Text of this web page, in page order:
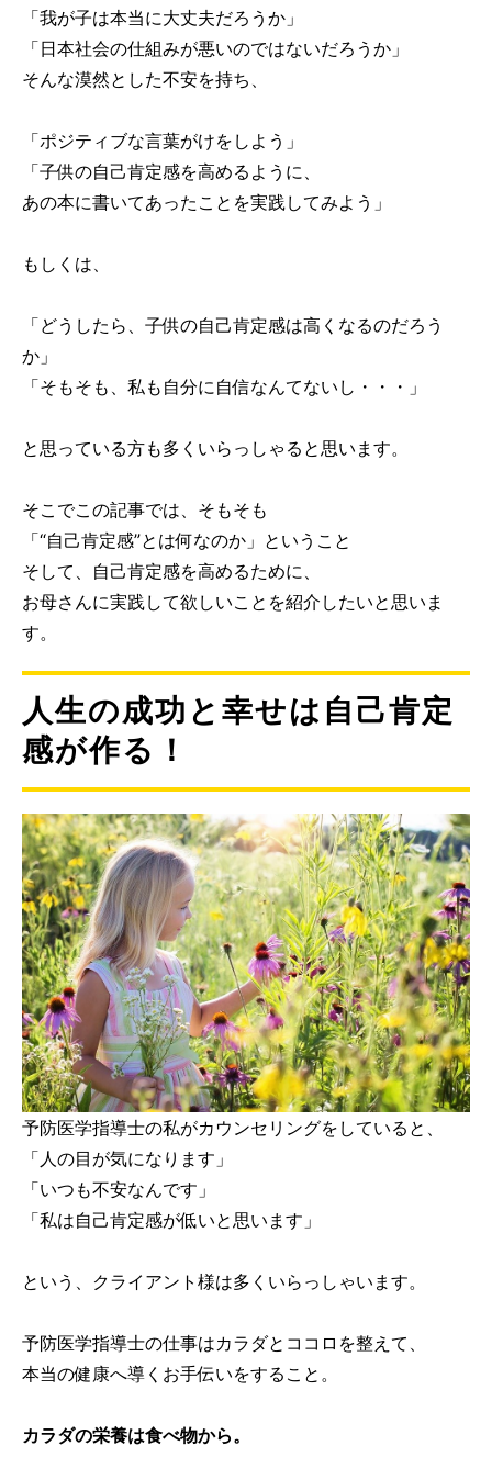
「我が子は本当に大丈夫だろうか」
「日本社会の仕組みが悪いのではないだろうか」
そんな漠然とした不安を持ち、
「ポジティブな言葉がけをしよう」
「子供の自己肯定感を高めるように、
あの本に書いてあったことを実践してみよう」
もしくは、
「どうしたら、子供の自己肯定感は高くなるのだろう
か」
「そもそも、私も自分に自信なんてないし・・・」
と思っている方も多くいらっしゃると思います。
そこでこの記事では、そもそも
「“自己肯定感”とは何なのか」ということ
そして、自己肯定感を高めるために、
お母さんに実践して欲しいことを紹介したいと思いま
す。
人生の成功と幸せは自己肯定
感が作る！
予防医学指導士の私がカウンセリングをしていると、
「人の目が気になります」
「いつも不安なんです」
「私は自己肯定感が低いと思います」
という、クライアント様は多くいらっしゃいます。
予防医学指導士の仕事はカラダとココロを整えて、
本当の健康へ導くお手伝いをすること。
カラダの栄養は食べ物から。